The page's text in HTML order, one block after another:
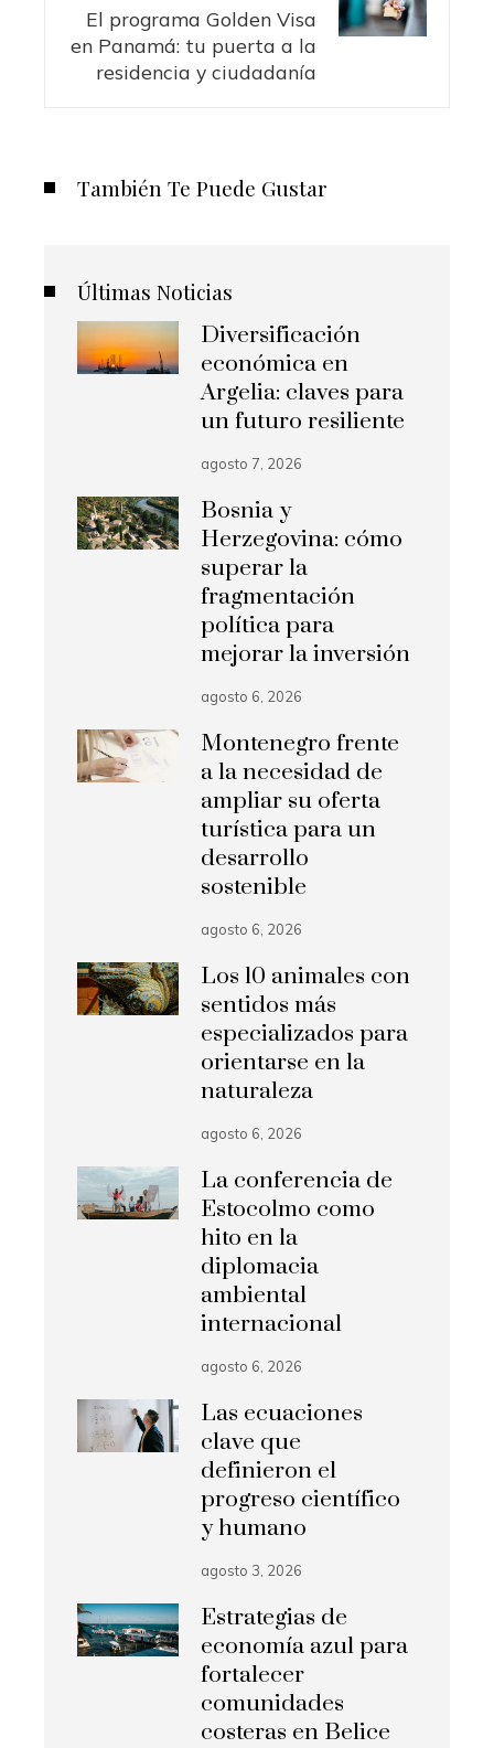
El programa Golden Visa
en Panamá: tu puerta a la
residencia y ciudadanía
También Te Puede Gustar
Últimas Noticias
Diversificación
económica en
Argelia: claves para
un futuro resiliente
agosto 7, 2026
Bosnia y
Herzegovina: cómo
superar la
fragmentación
política para
mejorar la inversión
agosto 6, 2026
Montenegro frente
a la necesidad de
ampliar su oferta
turística para un
desarrollo
sostenible
agosto 6, 2026
Los 10 animales con
sentidos más
especializados para
orientarse en la
naturaleza
agosto 6, 2026
La conferencia de
Estocolmo como
hito en la
diplomacia
ambiental
internacional
agosto 6, 2026
Las ecuaciones
clave que
definieron el
progreso científico
y humano
agosto 3, 2026
Estrategias de
economía azul para
fortalecer
comunidades
costeras en Belice